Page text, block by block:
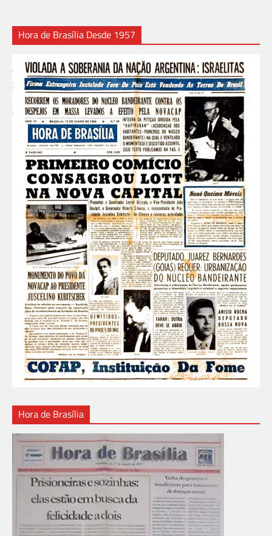
Hora de Brasília Desde 1957
Hora de Brasília